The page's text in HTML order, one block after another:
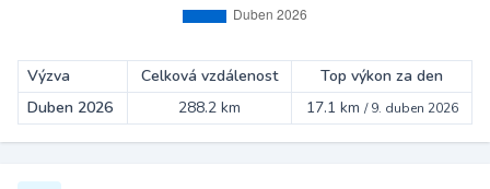
Výzva Celková vzdálenost
Top výkon za den
Duben 2026
288.2 km 17.1 km /9. duben 2026